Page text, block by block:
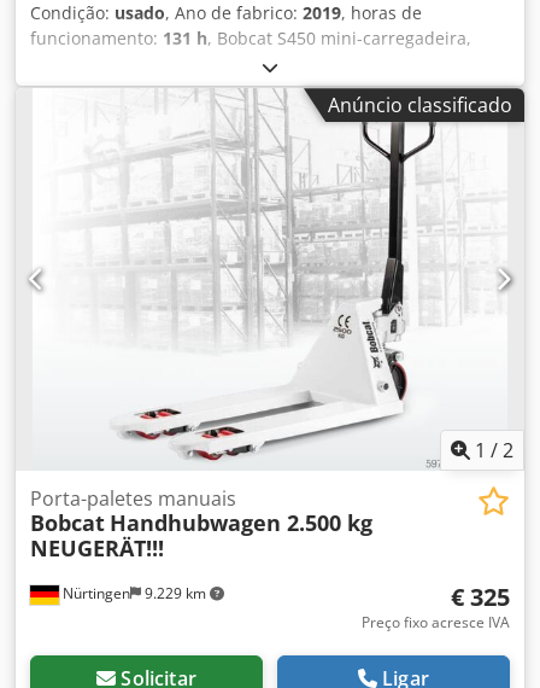
Condição: usado, Ano de fabrico: 2019, horas de
funcionamento: 131 h, Bobcat S450 mini-carregadeira,
Ano: 2019, Horas de operação: apenas 131!, Garfo para
paletes, balde, Motor: Kubota [36 kW/49 cv], Peso: 2.365 kg,
Veículo alemão, Proveniente de primeiro proprietário, Em
bom estado, Pronto para uso imediato. Mediante
solicitação, podemos apresentar uma proposta de leasing
ou financiamento. O Sr. Mihm (tel.) terá prazer em atendê-
lo. Mais informações podem ser encontradas em nosso
site. Sujeito a erros e venda prévia! Crodpfjy T Uvtox Aqvsf
Sistema de engate rápido = Mais informações = Tração:
esteira Entre em contato com Tobias Ebert para mais
Anúncio classificado
1 /2
Nürtingen 9.229 km
Porta-paletes manuais
Bobcat Handhubwagen 2.500 kg
NEUGERÄT!!!
€ 325
Preço fixo acresce IVA
Solicitar Ligar